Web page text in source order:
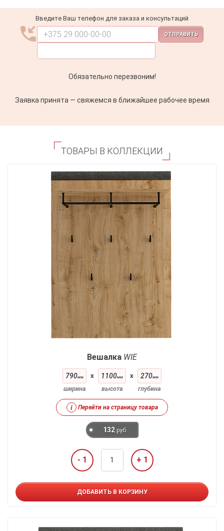
Введите Ваш телефон для заказа и консультаций
ОТПРАВИТЬ
Обязательно перезвоним!
Заявка принята — свяжемся в ближайшее рабочее время
ТОВАРЫ В КОЛЛЕКЦИИ
Вешалка WIE
790мм
ширина
x 1100мм
высота
x 270мм
глубина
i Перейти на страницу товара
132 руб.
- 1 + 1
ДОБАВИТЬ В КОРЗИНУ